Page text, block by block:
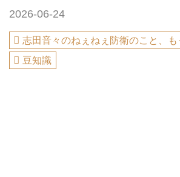
2026-06-24
志田音々のねぇねぇ防衛のこと、も
豆知識